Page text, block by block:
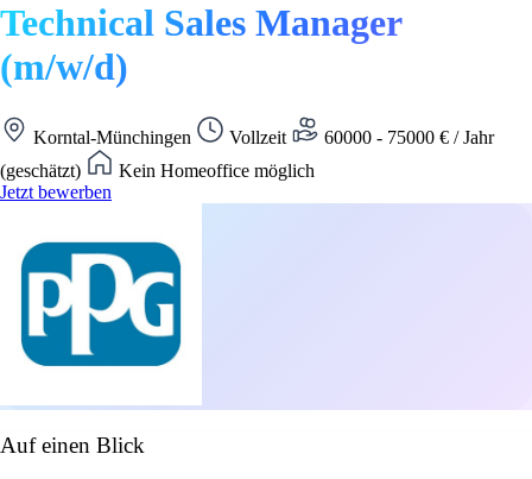
Technical Sales Manager
(m/w/d)
Korntal-Münchingen Vollzeit
60000 - 75000 € / Jahr
(geschätzt)
Kein Homeoffice möglich
Jetzt bewerben
Auf einen Blick